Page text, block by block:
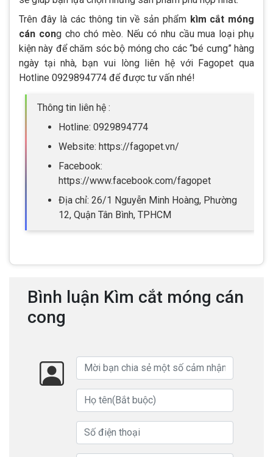
Trên đây là các thông tin về sản phẩm kìm cắt móng
cán cong cho chó mèo. Nếu có nhu cầu mua loại phụ
kiện này để chăm sóc bộ móng cho các “bé cưng” hàng
ngày tại nhà, bạn vui lòng liên hệ với Fagopet qua
Hotline 0929894774 để được tư vấn nhé!
Thông tin liên hệ :
Hotline: 0929894774
Website: https://fagopet.vn/
Facebook:
https://www.facebook.com/fagopet
Địa chỉ: 26/1 Nguyễn Minh Hoàng, Phường
12, Quận Tân Bình, TPHCM
Bình luận Kìm cắt móng cán
cong